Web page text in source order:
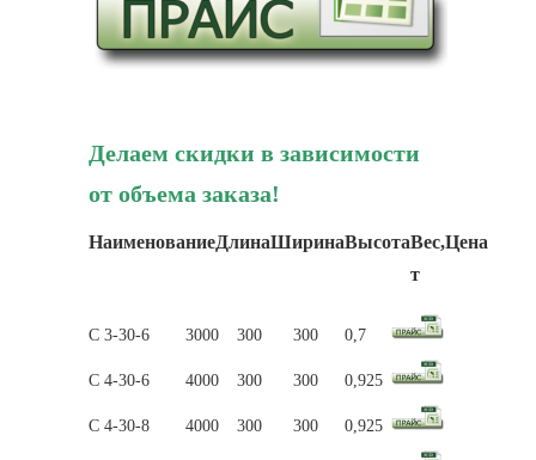
Делаем скидки в зависимости
от объема заказа!
НаименованиеДлинаШиринаВысотаВес,
т
Цена
С 3-30-6 3000 300 300 0,7
С 4-30-6 4000 300 300 0,925
С 4-30-8 4000 300 300 0,925